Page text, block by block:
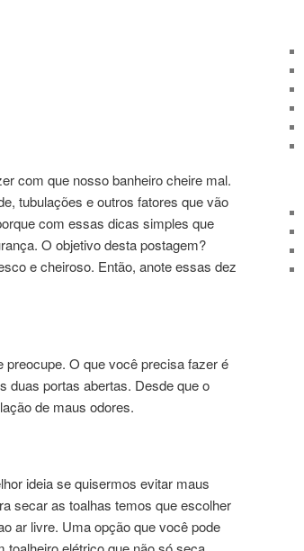
com que nosso banheiro cheire mal.
tubulações e outros fatores que vão
com essas dicas simples que
O objetivo desta postagem?
e cheiroso. Então, anote essas dez
preocupe. O que você precisa fazer é
duas portas abertas. Desde que o
de maus odores.
ideia se quisermos evitar maus
secar as toalhas temos que escolher
ar livre. Uma opção que você pode